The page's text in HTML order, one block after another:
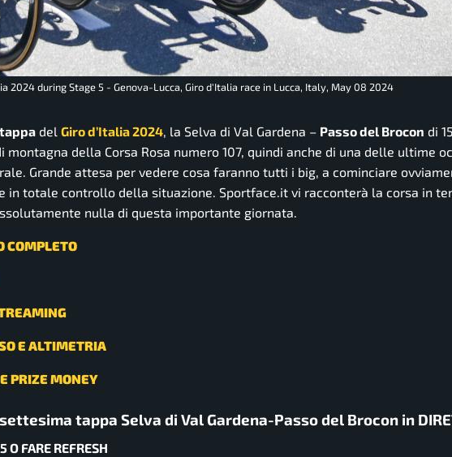
2024 during Stage 5 - Genova-Lucca, Giro d'Italia race in Lucca, Italy, May 08 2024
del Giro d’Italia 2024 , la Selva di Val Gardena – Passo del Brocon di
della Corsa Rosa numero 107, quindi anche di una delle ultime
Grande attesa per vedere cosa faranno tutti i big, a cominciare
in totale controllo della situazione. Sportface.it vi racconterà la corsa in
nulla di questa importante giornata.
COMPLETO
E ALTIMETRIA
PRIZE MONEY
tappa Selva di Val Gardena-Passo del Brocon in
O FARE REFRESH